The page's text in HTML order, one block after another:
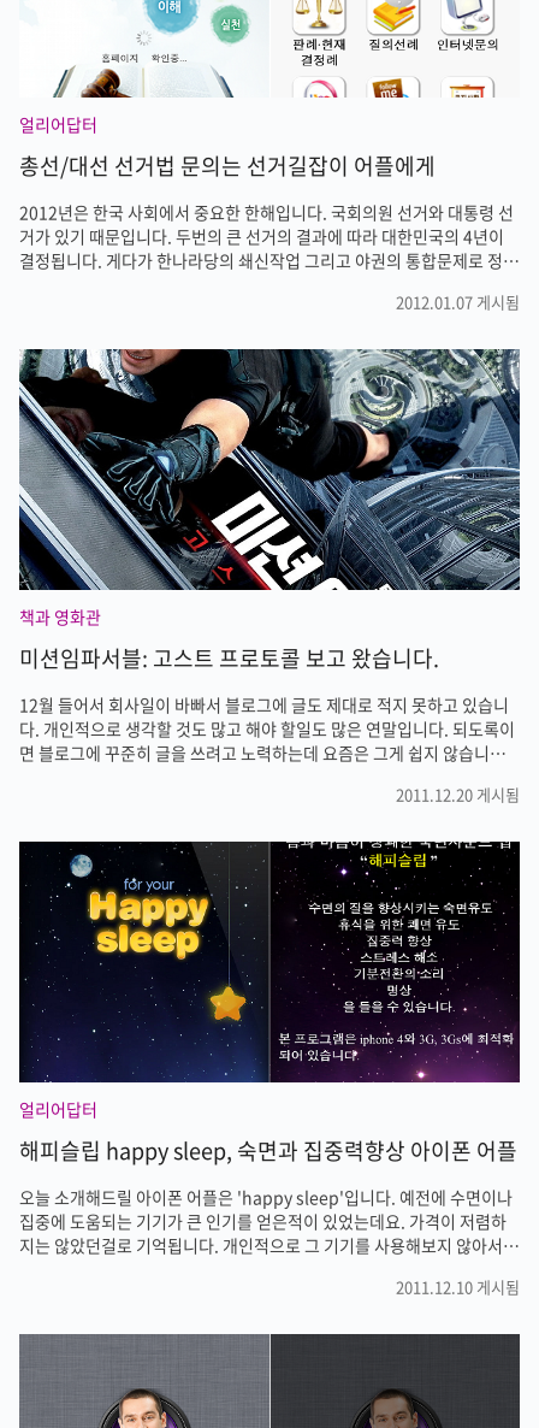
얼리어답터
총선/대선 선거법 문의는 선거길잡이 어플에게
2012년은 한국 사회에서 중요한 한해입니다. 국회의원 선거와 대통령 선
거가 있기 때문입니다. 두번의 큰 선거의 결과에 따라 대한민국의 4년이
결정됩니다. 게다가 한나라당의 쇄신작업 그리고 야권의 통합문제로 정개
도 하고 당선된 이후에도 당선무효가 되는 경우가 늘 있습니다. 관행에 따
않고 두루뭉실하고 규제하는 성격이 강하다보니 후보는 자신을 한번이라
도 더 알리기 위해 쉽게 유혹에 넘어가는데요. 그래도 선거법은 지켜야 하
겠죠. 매번 바뀌는 선거법을 숙지하기가 힘든데 아이폰으로 중앙선거관리
위원회 어플로 각종 선거에 관한 정보를 얻을수 있습니다. 선거에 궁금한
점이 있다면 ..
2012.01.07 게시됨
책과 영화관
미션임파서블: 고스트 프로토콜 보고 왔습니다.
12월 들어서 회사일이 바빠서 블로그에 글도 제대로 적지 못하고 있습니
다. 개인적으로 생각할 것도 많고 해야 할일도 많은 연말입니다. 되도록이
면 블로그에 꾸준히 글을 쓰려고 노력하는데 요즘은 그게 쉽지 않습니다.
고는 처음이 아닐까 생각이 듭니다. 어쨌거나 지난 주말 바쁜 시간속에서
서울 강서구 김포공항에 롯데몰이 생겼습니다. 롯데몰이 생기기전엔 근처
에 CGV만 있었는데 롯데몰이 생기면서 롯데시네마도 개관을 했습니다.
'미션임파서블'을 보기 위해 찾았는데 새 극장인지 시설이 깔끔하고 좋더
군요. 요즘 극장은 매표도 스마트폰으로 예매를 하거나 혹은 극장 매표소
에 있는 ..
2011.12.20 게시됨
얼리어답터
해피슬립 happy sleep, 숙면과 집중력향상 아이폰 어플
오늘 소개해드릴 아이폰 어플은 'happy sleep'입니다. 예전에 수면이나
집중에 도움되는 기기가 큰 인기를 얻은적이 있었는데요. 가격이 저렴하
지는 않았던걸로 기억됩니다. 개인적으로 그 기기를 사용해보지 않아서
지 집중력 향상 기기를 쓴다고 큰 도움이 될것 같지는 않습니다. 어쨋거나
니다. happy sleep를 실행한 모습입니다. 처음 실행하면 퀵가이드를 볼
개되고 있는데 누구나 한번쯤은 들어봤을 조용한 명상음악 같은 것입니
다. 해피슬립을 사용하면 숙면유도, 쾌면유도, 집중력 향상, 스트레스 해
2011.12.10 게시됨